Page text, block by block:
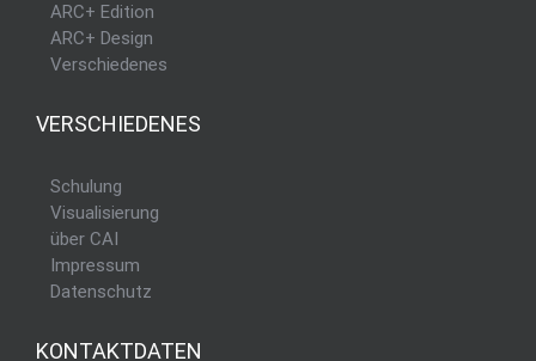
ARC+ Edition
ARC+ Design
Verschiedenes
VERSCHIEDENES
Schulung
Visualisierung
über CAI
Impressum
Datenschutz
KONTAKTDATEN